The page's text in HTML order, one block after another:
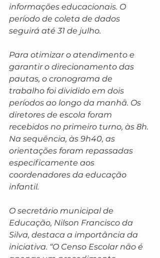
informações educacionais. O
período de coleta de dados
seguirá até 31 de julho.
Para otimizar o atendimento e
garantir o direcionamento das
pautas, o cronograma de
trabalho foi dividido em dois
períodos ao longo da manhã. Os
diretores de escola foram
recebidos no primeiro turno, às 8h.
Na sequência, às 9h40, as
orientações foram repassadas
especificamente aos
coordenadores da educação
infantil.
O secretário municipal de
Educação, Nilson Francisco da
Silva, destaca a importância da
iniciativa. “O Censo Escolar não é